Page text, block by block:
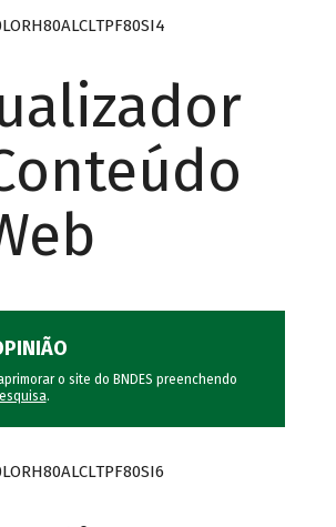
o site do BNDES preenchendo
.